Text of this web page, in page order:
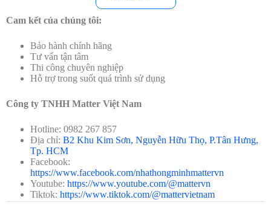
Loại pin: CR2032
Kích thước:36 × 36 × 9 mm (1.42 × 1.42 × 0.35 in.)
Nhiệt độ hoạt động:
Độ ẩm hoạt động:
Tương thích hệ sinh thái:
Google Home, Alexa (thông qua hub tương thích như
Vibration Sensor (VB-S01D)
Kết nối Zigbee 3.0
: Tốc độ phản hồi nhanh, ổn định và tiết
kiệm pin.
Phát hiện rung động, nghiêng và rơi: Nhận biết đa dạng
chuyển động vật lý để tăng độ bảo mật.
Ứng dụng an ninh thông minh: Báo rung cửa, két sắt, ngăn
kéo khi bị cạy mở.
Cam kết của chúng tôi:
Bảo hành chính hãng
Tư vấn tận tâm
Thi công chuyên nghiệp
Hỗ trợ trong suốt quá trình sử dụng
Công ty TNHH Matter Việt Nam
Hotline: 0982 267 857
Địa chỉ: B2 Khu Kim Sơn, Nguyễn Hữu Thọ, P.Tân Hưng,
Tp. HCM
Facebook:
https://www.facebook.com/nhathongminhmattervn
Youtube: https://www.youtube.com/@mattervn
Tiktok: https://www.tiktok.com/@mattervietnam